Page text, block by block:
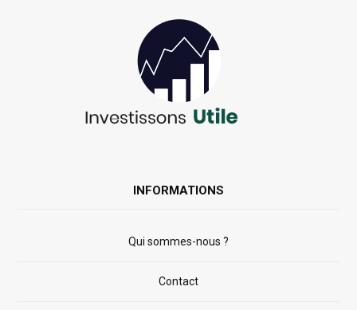
INFORMATIONS
Qui sommes-nous ?
Contact